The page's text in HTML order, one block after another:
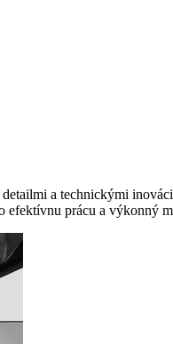
a technickými
prácu a výkonný